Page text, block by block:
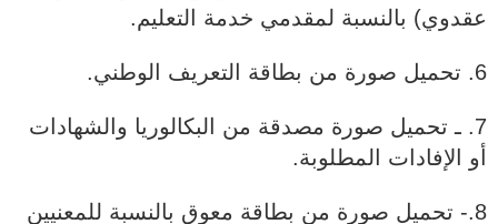
عقدوي) بالنسبة لمقدمي خدمة التعليم.
6. تحميل صورة من بطاقة التعريف الوطني.
7. ـ تحميل صورة مصدقة من البكالوريا والشهادات
أو الإفادات المطلوبة.
8.- تحميل صورة من بطاقة معوق بالنسبة للمعنيين